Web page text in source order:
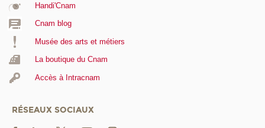
Handi'Cnam
Cnam blog
Musée des arts et métiers
La boutique du Cnam
Accès à Intracnam
RÉSEAUX SOCIAUX